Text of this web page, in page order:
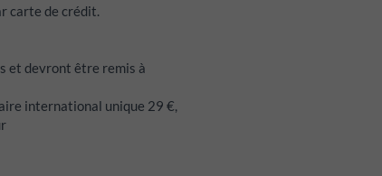
carte de crédit.
et devront être remis à
international unique 29 €,